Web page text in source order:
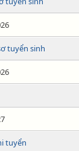
tuyển sinh
tuyển